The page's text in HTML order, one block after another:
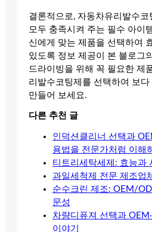
결론적으로, 자동차유리발수
모두 충족시켜 주는 필수 아이
신에게 맞는 제품을 선택하여
있도록 정보 제공이 본 블로그
드라이빙을 위해 꼭 필요한 제
리발수코팅제를 선택하여 보
만들어 보세요.
다른 추천 글
인덕션클리너 선택과
용법을 전문가처럼 이해
티트리세탁세제: 효능과
과일세척제 전문 제조업
순수크린 제조: OEM/
문성
차량디퓨져 선택과
이야기